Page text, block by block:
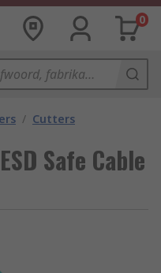
0
/ Cutters
Safe Cable